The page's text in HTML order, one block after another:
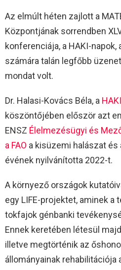
Az elmúlt héten zajlott a
Központjának sorrendben
konferenciája, a HAKI-napok,
számára talán legfőbb
mondat volt.
Dr. Halasi-Kovács Béla, a HAKI
köszöntőjében először azt
ENSZ Élelmezésügyi és
a FAO a kisüzemi halászat
évének nyilvánította 2022-t.
A környező országok
egy LIFE-projektet, aminek a
tokfajok génbanki
Ennek keretében létesül
illetve megtörténik az
állományainak rehabilitációja